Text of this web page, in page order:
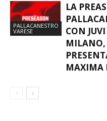
PALLACANESTRO
VARESE
LA
CON
MILANO,
MAXIMA